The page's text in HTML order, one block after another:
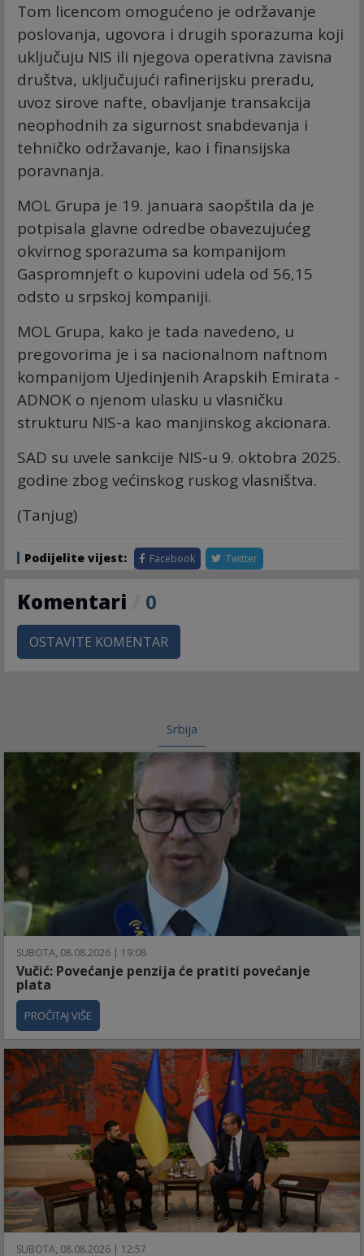
Tom licencom omogućeno je održavanje
poslovanja, ugovora i drugih sporazuma koji
uključuju NIS ili njegova operativna zavisna
društva, uključujući rafinerijsku preradu,
uvoz sirove nafte, obavljanje transakcija
neophodnih za sigurnost snabdevanja i
tehničko održavanje, kao i finansijska
poravnanja.
MOL Grupa je 19. januara saopštila da je
potpisala glavne odredbe obavezujućeg
okvirnog sporazuma sa kompanijom
Gaspromnjeft o kupovini udela od 56,15
odsto u srpskoj kompaniji.
MOL Grupa, kako je tada navedeno, u
pregovorima je i sa nacionalnom naftnom
kompanijom Ujedinjenih Arapskih Emirata -
ADNOK o njenom ulasku u vlasničku
strukturu NIS-a kao manjinskog akcionara.
SAD su uvele sankcije NIS-u 9. oktobra 2025.
godine zbog većinskog ruskog vlasništva.
(Tanjug)
Podijelite vijest: Facebook Twitter
Komentari 0
OSTAVITE KOMENTAR
Srbija
SUBOTA, 08.08.2026 | 19:08
Vučić: Povećanje penzija će pratiti povećanje
plata
PROČITAJ VIŠE
SUBOTA, 08.08.2026 | 12:57